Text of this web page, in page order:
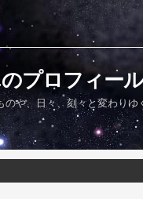
プロフィール
のや、日々、刻々と変わり